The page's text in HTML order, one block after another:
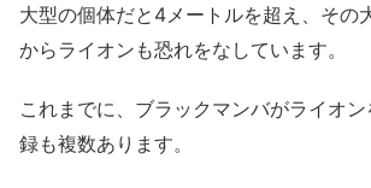
大型の個体だと4メートルを超え、その
からライオンも恐れをなしています。
これまでに、ブラックマンバがライオ
録も複数あります。